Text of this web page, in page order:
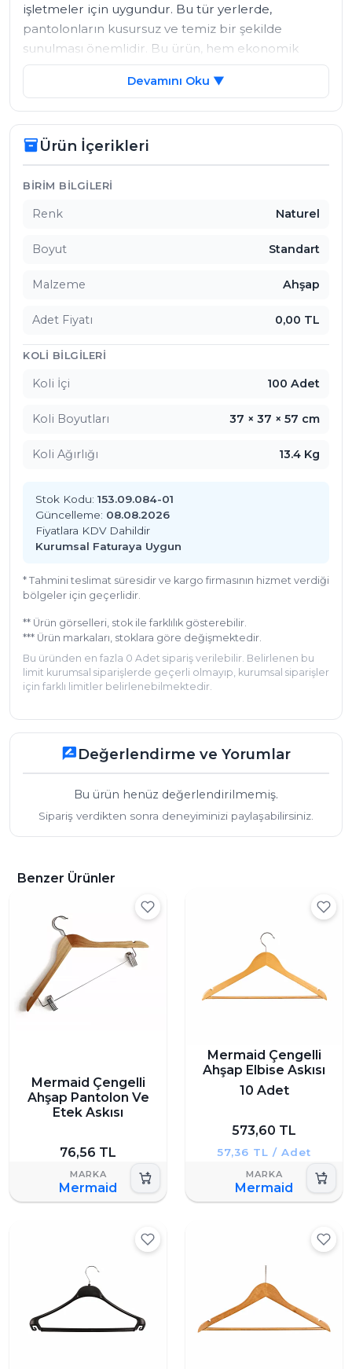
işletmeler için uygundur. Bu tür yerlerde,
pantolonların kusursuz ve temiz bir şekilde
sunulması önemlidir. Bu ürün, hem ekonomik
hem de estetik bir çözüm sunar.
Doğal ve kaliteli bir ahşaptan üretilmiştir.
Çengelli tasarımı sayesinde pantolonlarınızı
kolayca tutturabilir ve çıkarabilirsiniz.
Ekonomik ve estetik bir çözümdür.
Devamını Oku ▼
inventory_2Ürün İçerikleri
Ürün İçerikleri
BIRIM BILGILERI
Renk Naturel
Boyut Standart
Malzeme Ahşap
Adet Fiyatı 0,00 TL
KOLI BILGILERI
Koli İçi 100 Adet
Koli Boyutları 37 × 37 × 57 cm
Koli Ağırlığı 13.4 Kg
Stok Kodu: 153.09.084-01
Güncelleme: 08.08.2026
Fiyatlara KDV Dahildir
Kurumsal Faturaya Uygun
* Tahmini teslimat süresidir ve kargo firmasının hizmet verdiği
bölgeler için geçerlidir.
** Ürün görselleri, stok ile farklılık gösterebilir.
*** Ürün markaları, stoklara göre değişmektedir.
Bu üründen en fazla 0 Adet sipariş verilebilir. Belirlenen bu
limit kurumsal siparişlerde geçerli olmayıp, kurumsal siparişler
için farklı limitler belirlenebilmektedir.
rate_reviewDeğerlendirme ve Yorumlar
Bu ürün henüz değerlendirilmemiş.
Sipariş verdikten sonra deneyiminizi paylaşabilirsiniz.
Benzer Ürünler
Mermaid Çengelli
Ahşap Pantolon Ve
Etek Askısı
76,56 TL
Mermaid
Mermaid Çengelli
Ahşap Elbise Askısı
10 Adet
573,60 TL
57,36 TL / Adet
Mermaid